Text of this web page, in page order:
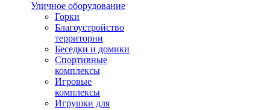
Уличное оборудование
Горки
Благоустройство
территории
Беседки и домики
Спортивные
комплексы
Игровые
комплексы
Игрушки для